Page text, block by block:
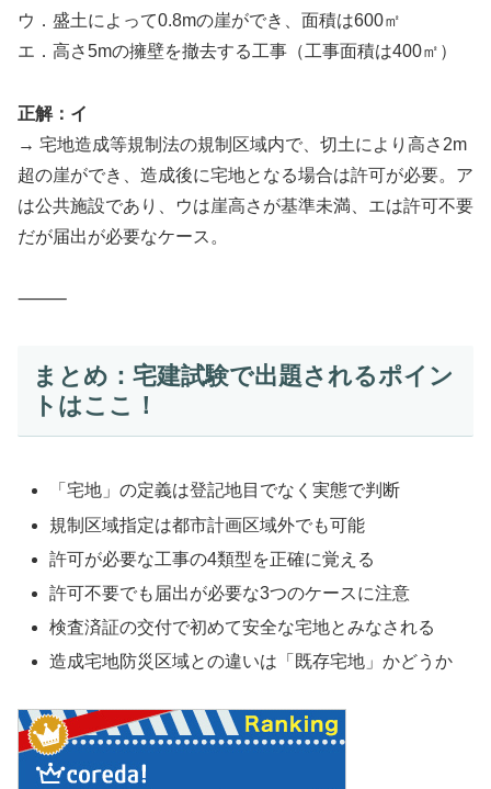
ウ．盛土によって0.8mの崖ができ、面積は600㎡
エ．高さ5mの擁壁を撤去する工事（工事面積は400㎡）
正解：イ
→ 宅地造成等規制法の規制区域内で、切土により高さ2m
超の崖ができ、造成後に宅地となる場合は許可が必要。ア
は公共施設であり、ウは崖高さが基準未満、エは許可不要
だが届出が必要なケース。
⸻
まとめ：宅建試験で出題されるポイン
トはここ！
「宅地」の定義は登記地目でなく実態で判断
規制区域指定は都市計画区域外でも可能
許可が必要な工事の4類型を正確に覚える
許可不要でも届出が必要な3つのケースに注意
検査済証の交付で初めて安全な宅地とみなされる
造成宅地防災区域との違いは「既存宅地」かどうか